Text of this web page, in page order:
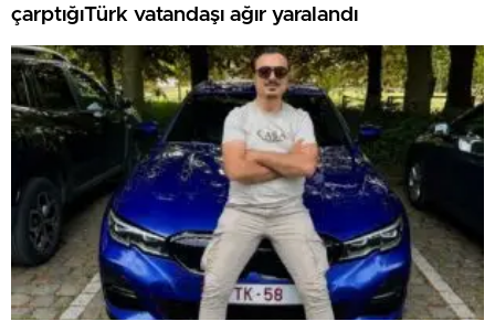
çarptığıTürk vatandaşı ağır yaralandı